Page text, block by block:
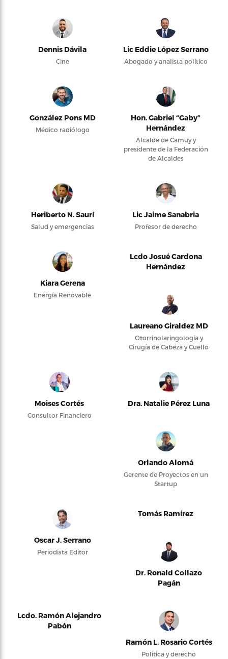
Dennis Dávila
Cine
Lic Eddie López Serrano
Abogado y analista político
González Pons MD
Médico radiólogo
Hon. Gabriel “Gaby”
Hernández
Alcalde de Camuy y
presidente de la Federación
de Alcaldes
Heriberto N. Saurí
Salud y emergencias
Lic Jaime Sanabria
Profesor de derecho
Kiara Gerena
Energía Renovable
Lcdo Josué Cardona
Hernández
Laureano Giraldez MD
Otorrinolaringología y
Cirugía de Cabeza y Cuello
Moises Cortés
Consultor Financiero
Dra. Natalie Pérez Luna
Orlando Alomá
Gerente de Proyectos en un
Startup
Oscar J. Serrano
Periodista Editor
Tomás Ramírez
Dr. Ronald Collazo
Pagán
Lcdo. Ramón Alejandro
Pabón
Ramón L. Rosario Cortés
Política y derecho